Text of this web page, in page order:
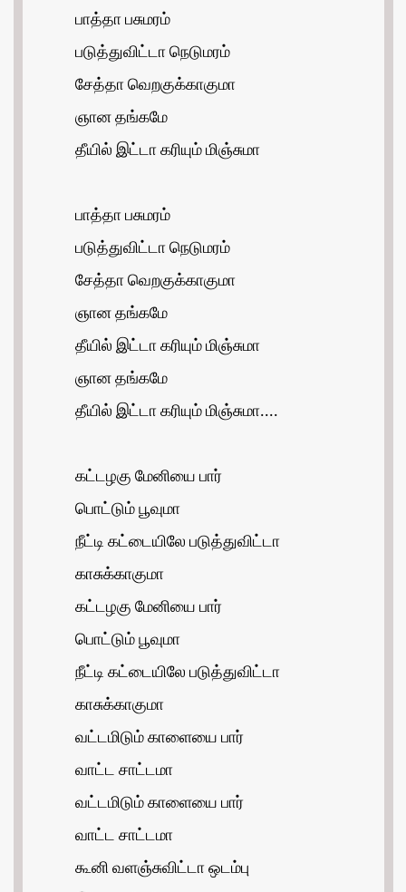
பாத்தா பசுமரம்
படுத்துவிட்டா நெடுமரம்
சேத்தா வெறகுக்காகுமா
ஞான தங்கமே
தீயில் இட்டா கரியும் மிஞ்சுமா
பாத்தா பசுமரம்
படுத்துவிட்டா நெடுமரம்
சேத்தா வெறகுக்காகுமா
ஞான தங்கமே
தீயில் இட்டா கரியும் மிஞ்சுமா
ஞான தங்கமே
தீயில் இட்டா கரியும் மிஞ்சுமா....
கட்டழகு மேனியை பார்
பொட்டும் பூவுமா
நீட்டி கட்டையிலே படுத்துவிட்டா
காசுக்காகுமா
கட்டழகு மேனியை பார்
பொட்டும் பூவுமா
நீட்டி கட்டையிலே படுத்துவிட்டா
காசுக்காகுமா
வட்டமிடும் காளையை பார்
வாட்ட சாட்டமா
வட்டமிடும் காளையை பார்
வாட்ட சாட்டமா
கூனி வளஞ்சுவிட்டா ஒடம்பு